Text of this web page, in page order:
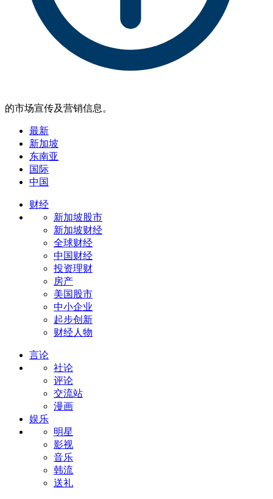
的市场宣传及营销信息。
最新
新加坡
东南亚
国际
中国
财经
新加坡股市
新加坡财经
全球财经
中国财经
投资理财
房产
美国股市
中小企业
起步创新
财经人物
言论
社论
评论
交流站
漫画
娱乐
明星
影视
音乐
韩流
送礼